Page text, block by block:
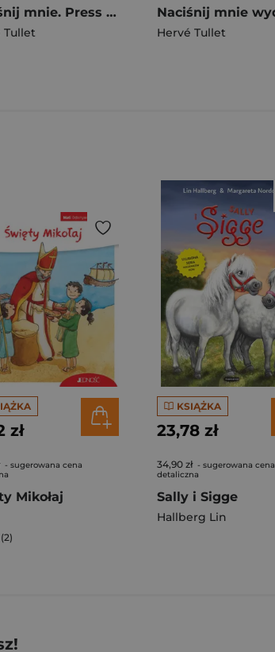
Naciśnij mnie. Press me wyd. polsko-angielskie
Tullet Hervé Tullet
zł
- sugerowana cena
Mikołaj
KSIĄŻKA
23,78 zł
34,90 zł - sugerowana cena
detaliczna
Sally i Sigge
Hallberg Lin